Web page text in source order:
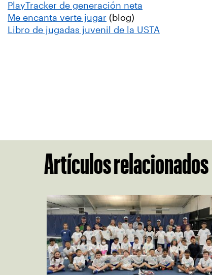
PlayTracker de generación neta
Me encanta verte jugar (blog)
Libro de jugadas juvenil de la USTA
Artículos relacionados